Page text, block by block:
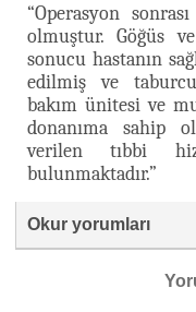
“Operasyon
olmuştur. Göğüs
sonucu hastanın
edilmiş ve
bakım ünitesi ve
donanıma sahip
verilen tıbbi
bulunmaktadır.”
Okur yorumları